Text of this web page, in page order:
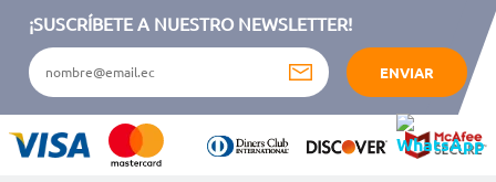
¡SUSCRÍBETE A NUESTRO NEWSLETTER!
ENVIAR